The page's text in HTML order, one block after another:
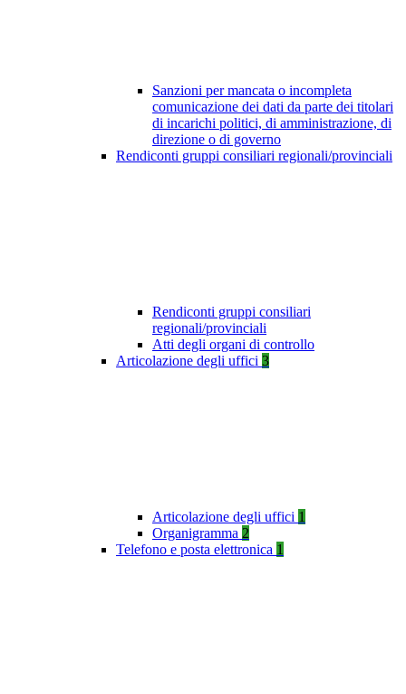
Sanzioni per mancata o incompleta
comunicazione dei dati da parte dei titolari
di incarichi politici, di amministrazione, di
direzione o di governo
Rendiconti gruppi consiliari regionali/provinciali
Rendiconti gruppi consiliari
regionali/provinciali
Atti degli organi di controllo
Articolazione degli uffici 3
Articolazione degli uffici 1
Organigramma 2
Telefono e posta elettronica 1